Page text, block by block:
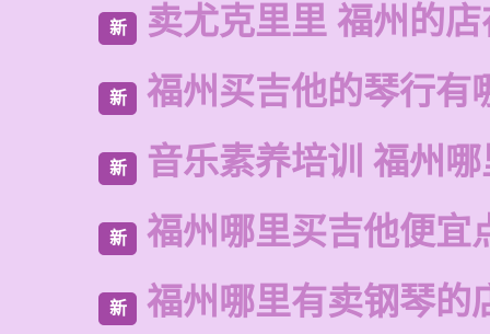
新 卖尤克里里 福州的
新 福州买吉他的琴行有
新 音乐素养培训 福州
新 福州哪里买吉他便宜
新 福州哪里有卖钢琴的